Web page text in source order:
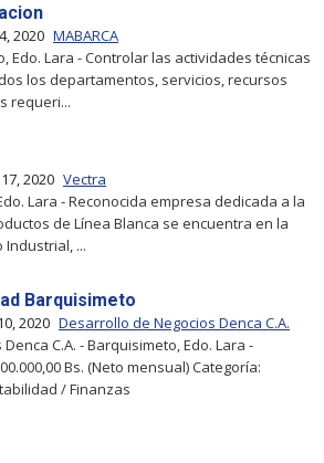
2020 MABARCA
Edo. Lara - Controlar las actividades técnicas
los departamentos, servicios, recursos
requeri...
2020 Vectra
Lara - Reconocida empresa dedicada a la
de Línea Blanca se encuentra en la
...
Barquisimeto
2020 Desarrollo de Negocios Denca C.A.
C.A. - Barquisimeto, Edo. Lara -
Bs. (Neto mensual) Categoría:
/ Finanzas